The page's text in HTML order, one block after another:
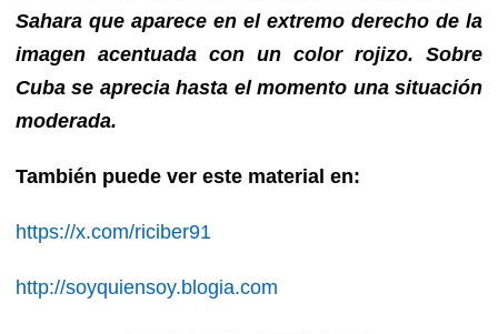
Sahara que aparece en el extremo derecho de la
imagen acentuada con un color rojizo. Sobre
Cuba se aprecia hasta el momento una situación
moderada.
También puede ver este material en:
https://x.com/riciber91
http://soyquiensoy.blogia.com